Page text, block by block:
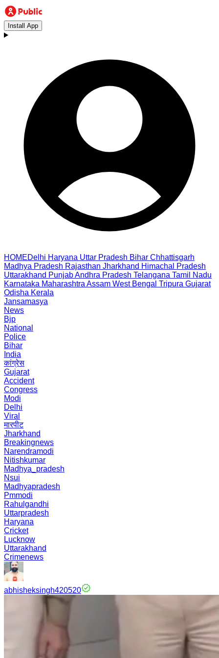
Install App
HOMEDelhi Haryana Uttar Pradesh Bihar Chhattisgarh
Madhya Pradesh Rajasthan Jharkhand Himachal Pradesh
Uttarakhand PunjabAndhra Pradesh Telangana Tamil Nadu
Karnataka Maharashtra Assam West Bengal Tripura Gujarat
Odisha Kerala
Jansamasya
News
Bjp
National
Police
Bihar
India
कांग्रेस
Gujarat
Accident
Congress
Modi
Delhi
Viral
मारपीट
Jharkhand
Breakingnews
Narendramodi
Nitishkumar
Madhya_pradesh
Nsui
Madhyapradesh
Pmmodi
Rahulgandhi
Uttarpradesh
Haryana
Cricket
Lucknow
Uttarakhand
Crimenews
abhisheksingh420520